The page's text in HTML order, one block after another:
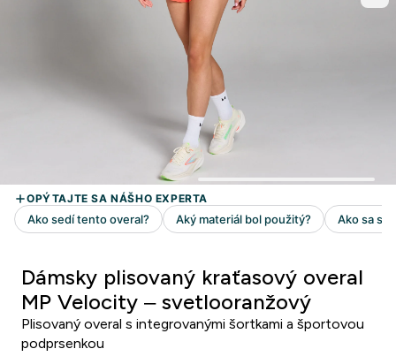
Dámsky plisovaný kraťasový overal
MP Velocity – svetlooranžový
Plisovaný overal s integrovanými šortkami a športovou
podprsenkou